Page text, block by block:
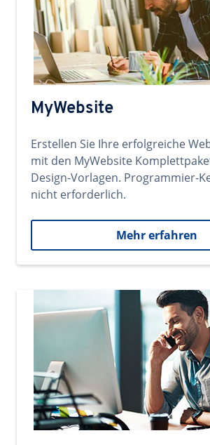
MyWebsite
Erstellen Sie Ihre erfolgreiche
mit den MyWebsite
Design-Vorlagen. Programmier-
nicht erforderlich.
Mehr erfahren